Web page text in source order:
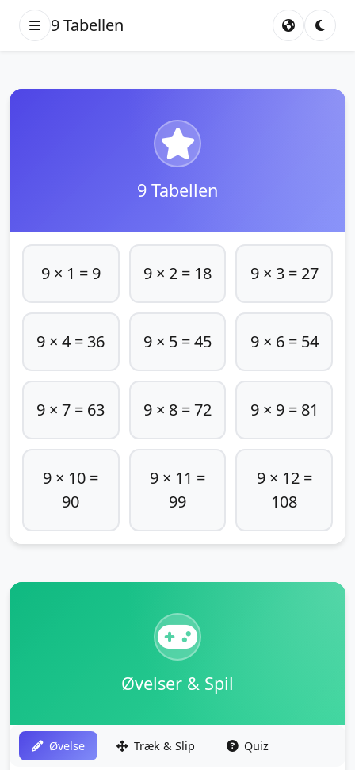
9 Tabellen
9 Tabellen
9 × 1 = 9 9 × 2 = 18 9 × 3 = 27
9 × 4 = 36 9 × 5 = 45 9 × 6 = 54
9 × 7 = 63 9 × 8 = 72 9 × 9 = 81
9 × 10 =
90
9 × 11 =
99
9 × 12 =
108
Øvelser & Spil
Øvelse Træk & Slip Quiz